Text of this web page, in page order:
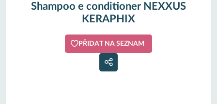
Shampoo e conditioner NEXXUS
KERAPHIX
PŘIDAT NA SEZNAM